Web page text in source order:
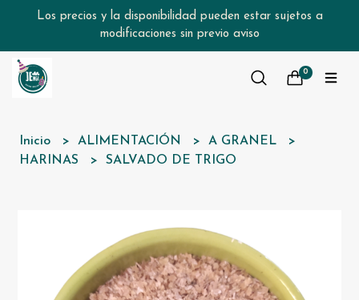
Los precios y la disponibilidad pueden estar sujetos a
modificaciones sin previo aviso
0
Inicio ALIMENTACIÓN
A GRANEL
HARINAS
SALVADO DE TRIGO